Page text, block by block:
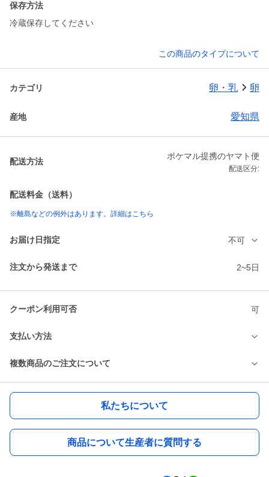
保存方法
冷蔵保存してください
この商品のタイプについて
カテゴリ 卵・乳 卵
産地 愛知県
配送方法
ポケマル提携のヤマト便
配送区分:
配送料金（送料）
※離島などの例外はあります。詳細はこちら
お届け日指定 不可
注文から発送まで 2~5日
クーポン利用可否 可
支払い方法
複数商品のご注文について
私たちについて
商品について生産者に質問する